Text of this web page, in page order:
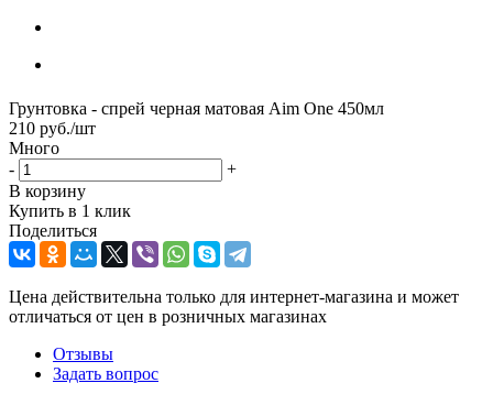
Грунтовка - спрей черная матовая Aim One 450мл
210 руб./шт
Много
-
+
В корзину
Купить в 1 клик
Поделиться
Цена действительна только для интернет-магазина и может
отличаться от цен в розничных магазинах
Отзывы
Задать вопрос